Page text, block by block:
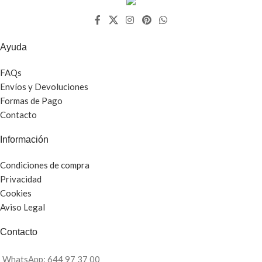
Ayuda
FAQs
Envíos y Devoluciones
Formas de Pago
Contacto
Información
Condiciones de compra
Privacidad
Cookies
Aviso Legal
Contacto
WhatsApp: 644 97 37 00